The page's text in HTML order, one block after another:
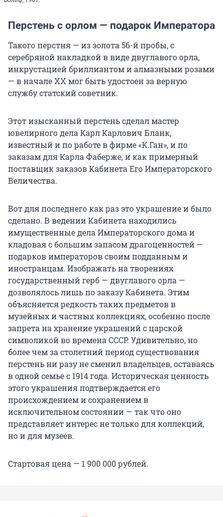
Перстень с орлом — подарок Императора
Такого перстня — из золота 56-й пробы, с
серебряной накладкой в виде двуглавого орла,
инкрустацией бриллиантом и алмазными розами
— в начале XX мог быть удостоен за верную
службу статский советник.
Этот изысканный перстень сделал мастер
ювелирного дела Карл Карлович Бланк,
известный и по работе в фирме «К.Ган», и по
заказам для Карла Фаберже, и как примерный
поставщик заказов Кабинета Его Императорского
Величества.
Вот для последнего как раз это украшение и было
сделано. В ведении Кабинета находились
имущественные дела Императорского дома и
кладовая с большим запасом драгоценностей —
подарков императоров своим подданным и
иностранцам. Изображать на творениях
государственный герб — двуглавого орла —
дозволялось лишь по заказу Кабинета. Этим
объясняется редкость таких предметов в
музейных и частных коллекциях, особенно после
запрета на хранение украшений с царской
символикой во времена СССР. Удивительно, но
более чем за столетний период существования
перстень ни разу не сменил владельцев, оставаясь
в одной семье с 1914 года. Историческая ценность
этого украшения подтверждается его
происхождением и сохранением в
исключительном состоянии — так что оно
представляет интерес не только для коллекций,
но и для музеев.
Стартовая цена — 1 900 000 рублей.